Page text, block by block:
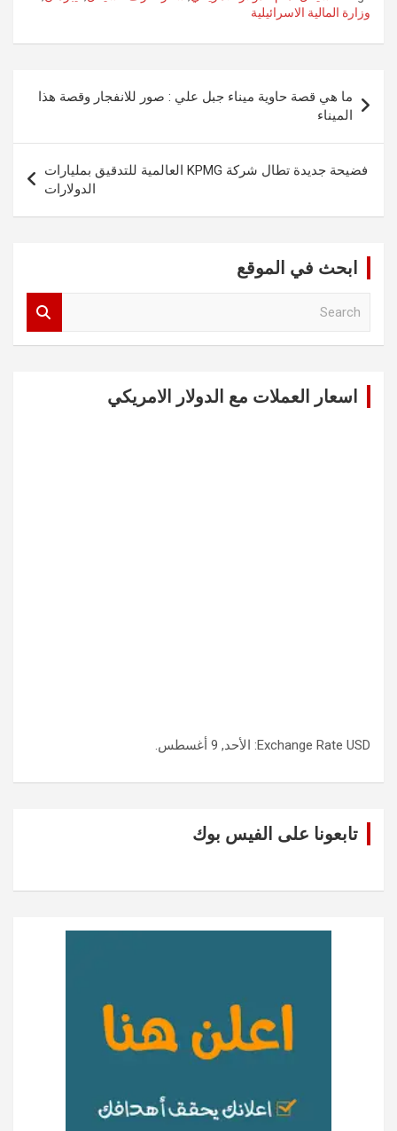
وزارة المالية الاسرائيلية
المقالات
ما هي قصة حاوية ميناء جبل علي : صور للانفجار وقصة هذا
الميناء
فضيحة جديدة تطال شركة KPMG العالمية للتدقيق بمليارات
الدولارات
ابحث في الموقع
اسعار العملات مع الدولار الامريكي
Exchange Rate USD : الأحد, 9 أغسطس.
تابعونا على الفيس بوك